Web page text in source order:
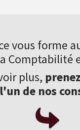
vous forme
Comptabilité
plus,
de nos